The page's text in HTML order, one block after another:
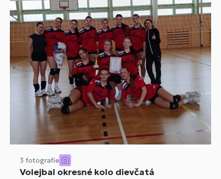
3 fotografie
Volejbal okresné kolo dievčatá